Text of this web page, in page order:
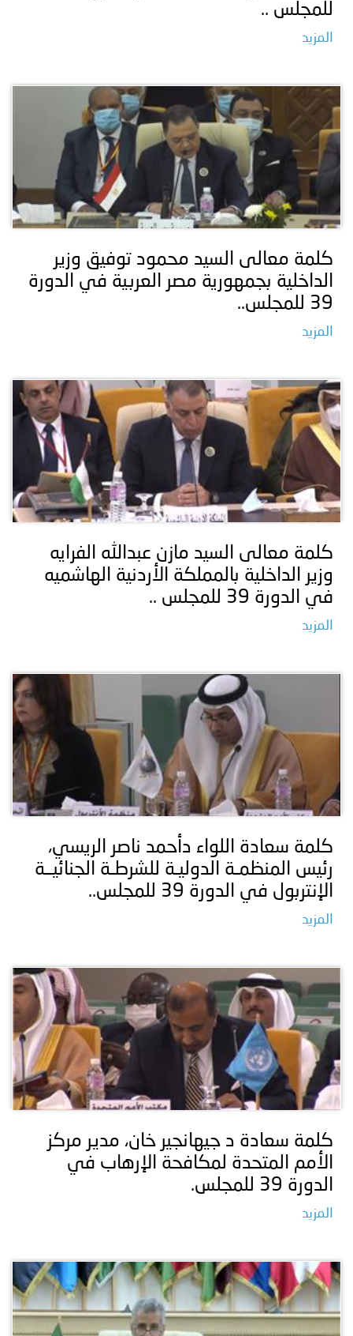
للمجلس ..
المزيد
كلمة معالى السيد محمود توفيق وزير
الداخلية بجمهورية مصر العربية في الدورة
39 للمجلس..
المزيد
كلمة معالى السيد مازن عبدالله الفرايه
وزير الداخلية بالمملكة الأردنية الهاشميه
في الدورة 39 للمجلس ..
المزيد
كلمة سعادة اللواء دأحمد ناصر الريسي،
رئيس المنظمـة الدوليـة للشرطـة الجنائيــة
الإنتربول في الدورة 39 للمجلس..
المزيد
كلمة سعادة د جيهانجير خان، مدير مركز
الأمم المتحدة لمكافحة الإرهاب في
الدورة 39 للمجلس.
المزيد